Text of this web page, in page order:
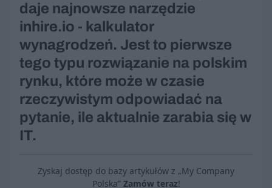
daje najnowsze narzędzie
inhire.io - kalkulator
wynagrodzeń. Jest to pierwsze
tego typu rozwiązanie na polskim
rynku, które może w czasie
rzeczywistym odpowiadać na
pytanie, ile aktualnie zarabia się w
IT.
Zyskaj dostęp do bazy artykułów z „My Company
Polska” Zamów teraz!